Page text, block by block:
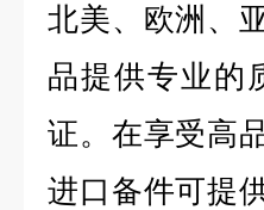
北美、欧洲、
品提供专业的
证。在享受高
进口备件可提